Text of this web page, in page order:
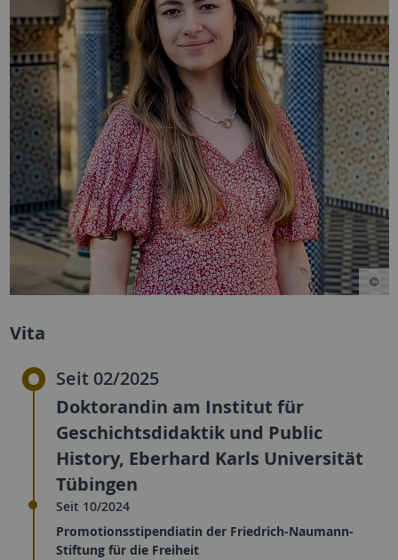
Vita
Seit 02/2025
Doktorandin am Institut für
Geschichtsdidaktik und Public
History, Eberhard Karls Universität
Tübingen
Seit 10/2024
Promotionsstipendiatin der Friedrich-Naumann-
Stiftung für die Freiheit